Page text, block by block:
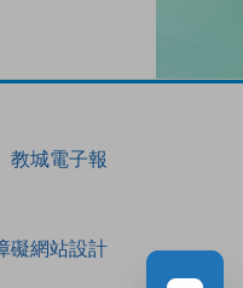
教城電子報
礙網站設計